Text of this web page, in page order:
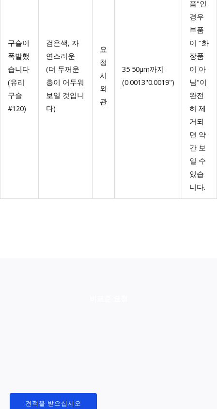
구슬이
폭발했
습니다
(유리
구슬
#120)
검은색, 자
연스러운
(더 두꺼운
층이 어두워
보일 것입니
다)
요
청
시
외
관
35 50μm까지
(0.0013"0.0019")
품"인
경우
부품
이 "화
장품
이 아
님"이
완전
히 제
거되
면 약
간 보
일 수
있습
니다.
견적을 받으십시오